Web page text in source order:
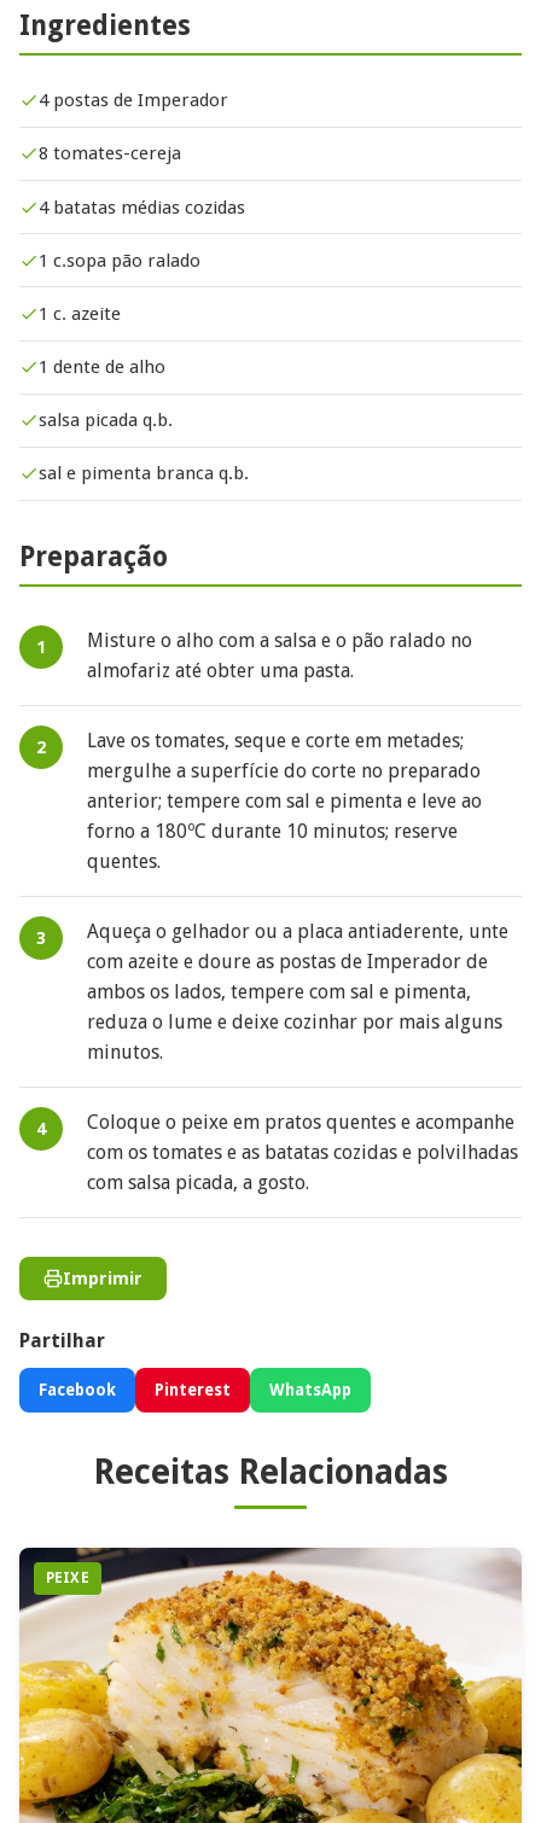
Ingredientes
4 postas de Imperador
8 tomates-cereja
4 batatas médias cozidas
1 c.sopa pão ralado
1 c. azeite
1 dente de alho
salsa picada q.b.
sal e pimenta branca q.b.
Preparação
Misture o alho com a salsa e o pão ralado no
almofariz até obter uma pasta.
Lave os tomates, seque e corte em metades;
mergulhe a superfície do corte no preparado
anterior; tempere com sal e pimenta e leve ao
forno a 180ºC durante 10 minutos; reserve
quentes.
Aqueça o gelhador ou a placa antiaderente, unte
com azeite e doure as postas de Imperador de
ambos os lados, tempere com sal e pimenta,
reduza o lume e deixe cozinhar por mais alguns
minutos.
Coloque o peixe em pratos quentes e acompanhe
com os tomates e as batatas cozidas e polvilhadas
com salsa picada, a gosto.
Imprimir
Partilhar
Facebook Pinterest WhatsApp
Receitas Relacionadas
PEIXE